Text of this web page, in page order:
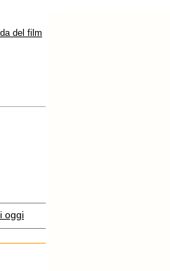
del film
oggi